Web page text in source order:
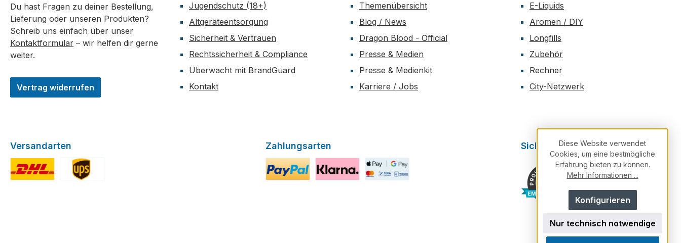
Du hast Fragen zu deiner Bestellung,
Lieferung oder unseren Produkten?
Schreib uns einfach über unser
Kontaktformular – wir helfen dir gerne
weiter.
Vertrag widerrufen
Jugendschutz (18+)
Altgeräteentsorgung
Sicherheit & Vertrauen
Rechtssicherheit & Compliance
Überwacht mit BrandGuard
Kontakt
Themenübersicht
Blog / News
Dragon Blood - Official
Presse & Medien
Presse & Medienkit
Karriere / Jobs
E-Liquids
Aromen / DIY
Longfills
Zubehör
Rechner
City-Netzwerk
Versandarten Zahlungsarten Sicher Einkaufen
Ich helfe dir weiter.
Diese Website verwendet
Cookies, um eine bestmögliche
Erfahrung bieten zu können.
Mehr Informationen ...
Nur technisch notwendige
Konfigurieren